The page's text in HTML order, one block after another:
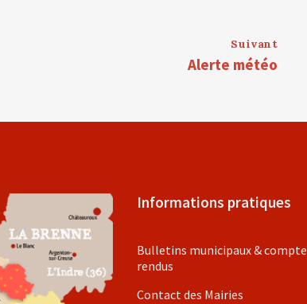
Suivant
Alerte météo
Informations pratiques
Bulletins municipaux &
rendus
Contact des Mairies